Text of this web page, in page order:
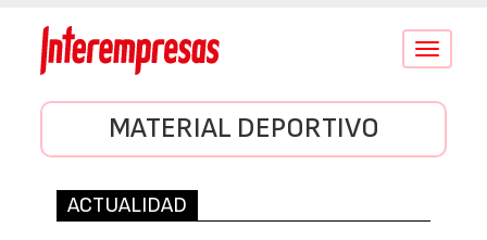
Conmutar
MATERIAL DEPORTIVO
ACTUALIDAD